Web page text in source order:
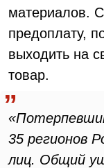
материалов.
предоплату,
выходить на
товар.
35 регионов
лиц. Общий